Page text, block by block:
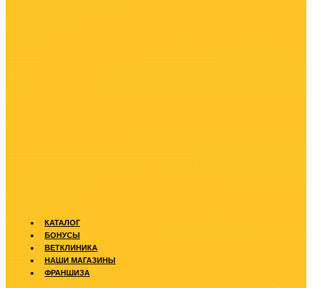
КАТАЛОГ
БОНУСЫ
ВЕТКЛИНИКА
НАШИ МАГАЗИНЫ
ФРАНШИЗА